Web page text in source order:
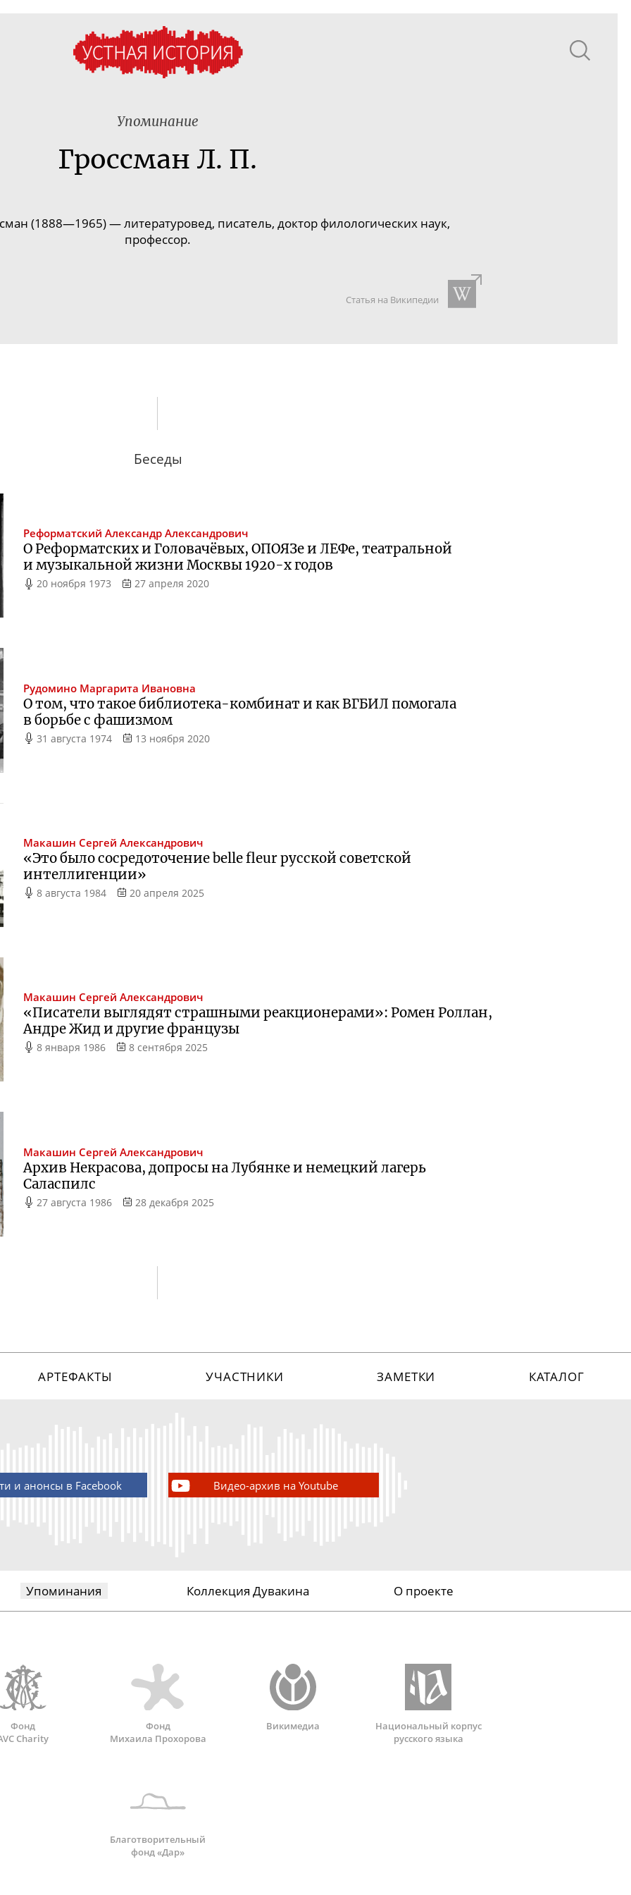
Упоминание
Гроссман Л. П.
(1888—1965) — литературовед, писатель, доктор филологических наук,
профессор.
Статья на Википедии
Беседы
Реформатский Александр Александрович
О Реформатских и Головачёвых, ОПОЯЗе и ЛЕФе, театральной
и музыкальной жизни Москвы1920-хгодов
20 ноября 1973 27 апреля 2020
Рудомино Маргарита Ивановна
О том, что такоебиблиотека-комбинат и как ВГБИЛ помогала
в борьбе с фашизмом
31 августа 1974 13 ноября 2020
Макашин Сергей Александрович
«Это было сосредоточение belle fleur русской советской
интеллигенции»
8 августа 1984 20 апреля 2025
Макашин Сергей Александрович
«Писатели выглядят страшными реакционерами»: Ромен Роллан,
Андре Жид и другие французы
8 января 1986 8 сентября 2025
Макашин Сергей Александрович
Архив Некрасова, допросы на Лубянке и немецкий лагерь
Саласпилс
27 августа 1986 28 декабря 2025
АРТЕФАКТЫ УЧАСТНИКИ ЗАМЕТКИ КАТАЛОГ
и анонсы в Facebook Видео-архив на Youtube
Упоминания Коллекция Дувакина О проекте
Фонд
Charity
Фонд
Михаила Прохорова
Викимедиа
Национальный корпус
русского языка
Благотворительный
фонд «Дар»